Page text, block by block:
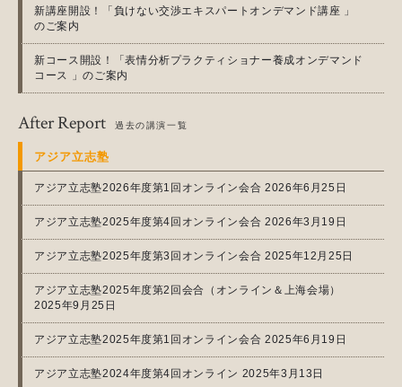
新講座開設！「負けない交渉エキスパートオンデマンド講座 」
のご案内
新コース開設！「表情分析プラクティショナー養成オンデマンド
コース 」のご案内
After Report 過去の講演一覧
アジア立志塾
アジア立志塾2026年度第1回オンライン会合 2026年6月25日
アジア立志塾2025年度第4回オンライン会合 2026年3月19日
アジア立志塾2025年度第3回オンライン会合 2025年12月25日
アジア立志塾2025年度第2回会合（オンライン＆上海会場）
2025年9月25日
アジア立志塾2025年度第1回オンライン会合 2025年6月19日
アジア立志塾2024年度第4回オンライン 2025年3月13日